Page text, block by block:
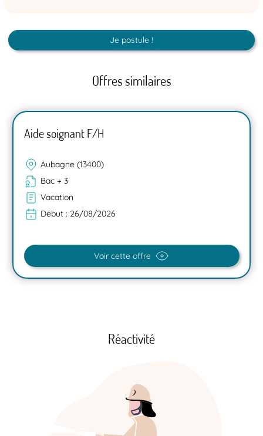
Je postule !
Offres similaires
Aide soignant F/H
Aubagne (13400)
Bac + 3
Vacation
Début : 26/08/2026
Voir cette offre
Réactivité